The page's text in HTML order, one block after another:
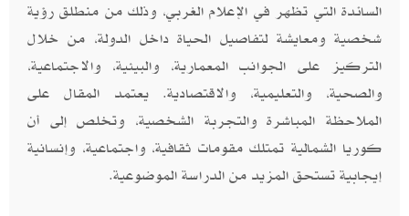
السائدة التي تظهر في الإعلام الغربي، وذلك من منطلق رؤية
شخصية ومعايشة لتفاصيل الحياة داخل الدولة، من خلال
التركيز على الجوانب المعمارية، والبيئية، والاجتماعية،
والصحية، والتعليمية، والاقتصادية. يعتمد المقال على
الملاحظة المباشرة والتجربة الشخصية، وتخلص إلى أن
كوريا الشمالية تمتلك مقومات ثقافية، واجتماعية، وإنسانية
إيجابية تستحق المزيد من الدراسة الموضوعية.